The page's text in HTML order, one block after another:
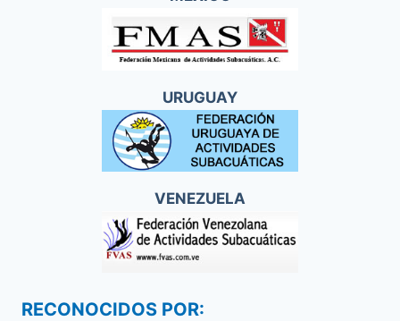
URUGUAY
VENEZUELA
RECONOCIDOS POR: